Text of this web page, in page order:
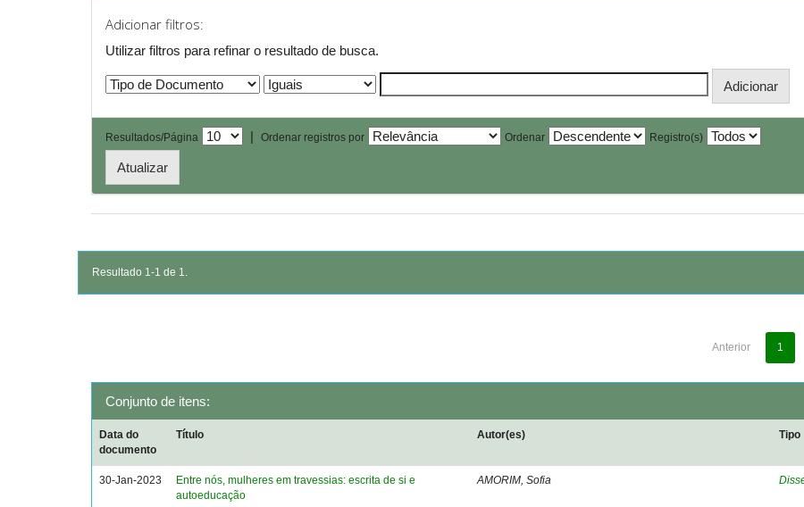
Adicionar filtros:
Utilizar filtros para refinar o resultado de busca.
Resultados/Página | Ordenar registros por Ordenar Registro(s)
Resultado 1-1 de 1.
Anterior 1
Conjunto de itens:
Data do
documento
Título Autor(es) Tipo
30-Jan-2023
Entre nós, mulheres em travessias: escrita de si e
autoeducação
AMORIM, Sofia